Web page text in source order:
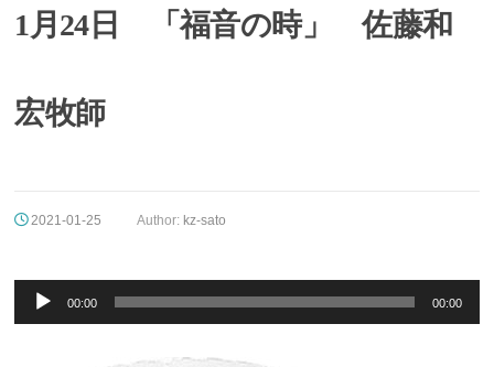
1月24日 「福音の時」 佐藤和
宏牧師
2021-01-25 Author: kz-sato
プ
00:00 00:00